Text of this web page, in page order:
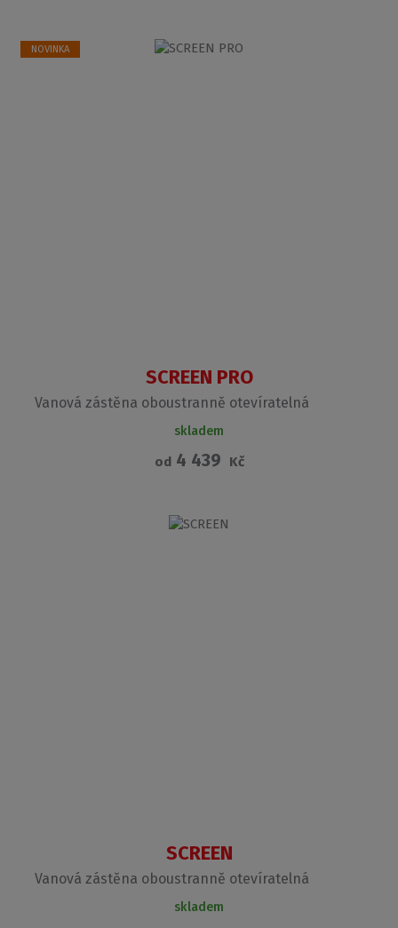
NOVINKA
SCREEN PRO
Vanová zástěna oboustranně otevíratelná
skladem
od4 439 Kč
SCREEN
Vanová zástěna oboustranně otevíratelná
skladem